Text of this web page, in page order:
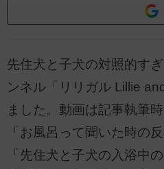
先住犬と子犬の対照的す
ンネル「リリガル Lillie
ました。動画は記事執筆
「お風呂って聞いた時の
「先住犬と子犬の入浴中